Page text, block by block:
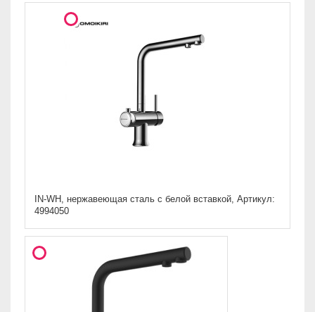
IN-WH, нержавеющая сталь с белой вставкой, Артикул:
4994050